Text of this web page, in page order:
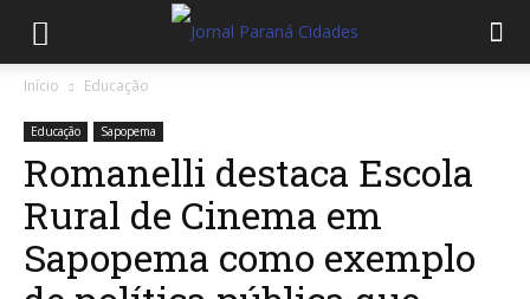
Início Educação
Educação Sapopema
Romanelli destaca Escola
Rural de Cinema em
Sapopema como exemplo